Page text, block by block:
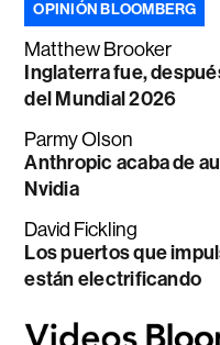
OPINIÓN BLOOMBERG
Matthew Brooker
Inglaterra fue,
del Mundial 2026
Parmy Olson
Anthropic acaba de
Nvidia
David Fickling
Los puertos que
están electrificando